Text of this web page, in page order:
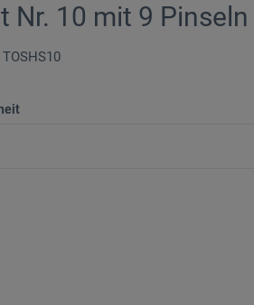
Nr. 10 mit 9 Pinseln